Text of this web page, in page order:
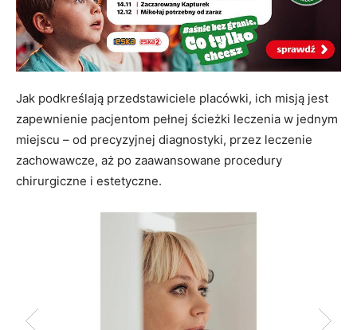
Jak podkreślają przedstawiciele placówki, ich misją jest
zapewnienie pacjentom pełnej ścieżki leczenia w jednym
miejscu – od precyzyjnej diagnostyki, przez leczenie
zachowawcze, aż po zaawansowane procedury
chirurgiczne i estetyczne.